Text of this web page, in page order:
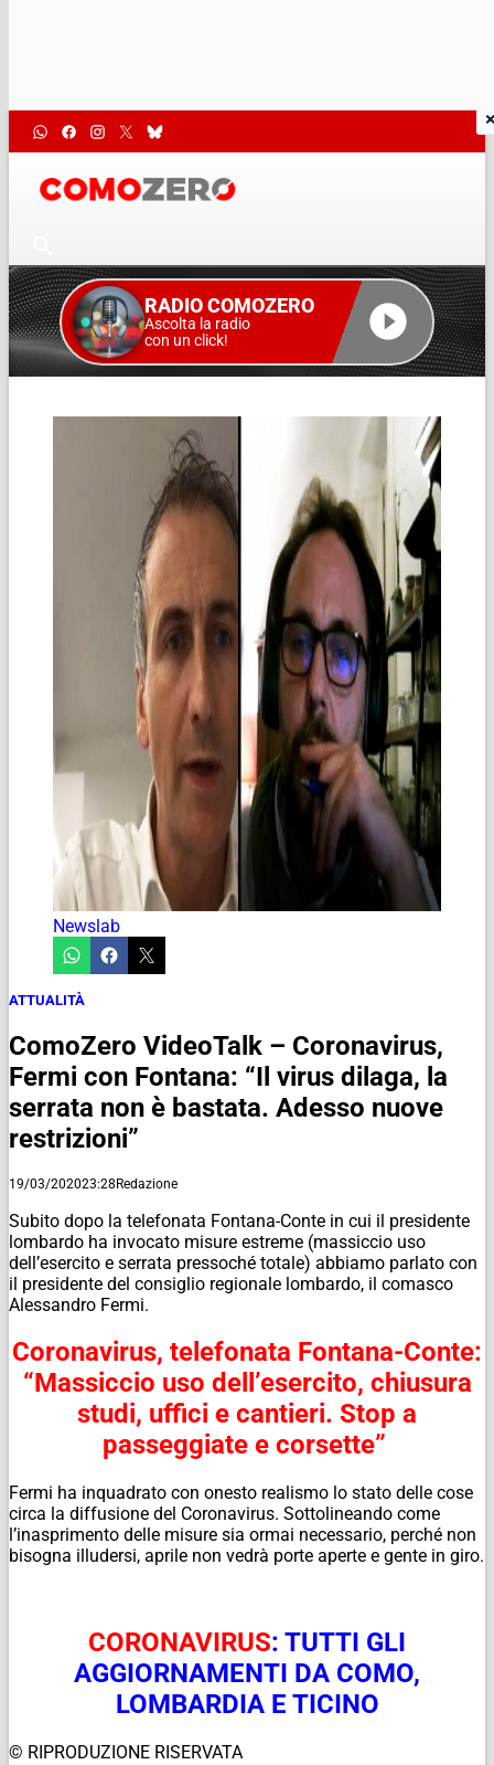
RADIO COMOZERO
Ascolta la radio
con un click!
Newslab
ATTUALITÀ
ComoZero VideoTalk – Coronavirus,
Fermi con Fontana: “Il virus dilaga, la
serrata non è bastata. Adesso nuove
restrizioni”
19/03/202023:28Redazione
Subito dopo la telefonata Fontana-Conte in cui il presidente
lombardo ha invocato misure estreme (massiccio uso
dell’esercito e serrata pressoché totale) abbiamo parlato con
il presidente del consiglio regionale lombardo, il comasco
Alessandro Fermi.
Coronavirus, telefonata Fontana-Conte:
“Massiccio uso dell’esercito, chiusura
studi, uffici e cantieri. Stop a
passeggiate e corsette”
Fermi ha inquadrato con onesto realismo lo stato delle cose
circa la diffusione del Coronavirus. Sottolineando come
l’inasprimento delle misure sia ormai necessario, perché non
bisogna illudersi, aprile non vedrà porte aperte e gente in giro.
CORONAVIRUS: TUTTI GLI
AGGIORNAMENTI DA COMO,
LOMBARDIA E TICINO
© RIPRODUZIONE RISERVATA